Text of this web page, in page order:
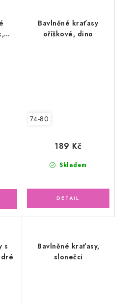
Bavlněné kraťasy
oříškové, dino
74-80
Skladem
189 Kč
s
Bavlněné kraťasy,
slonečci